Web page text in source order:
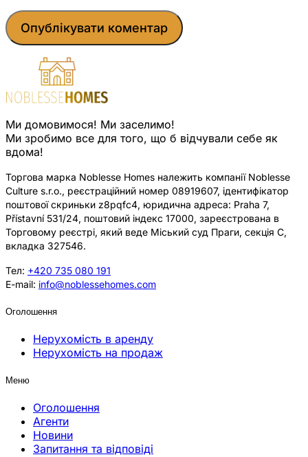
Ми домовимося! Ми заселимо!
Ми зробимо все для того, що б відчували себе як
вдома!
Торгова марка Noblesse Homes належить компанії Noblesse
Culture s.r.o., реєстраційний номер 08919607, ідентифікатор
поштової скриньки z8pqfc4, юридична адреса: Praha 7,
Přístavní 531/24, поштовий індекс 17000, зареєстрована в
Торговому реєстрі, який веде Міський суд Праги, секція C,
вкладка 327546.
Тел: +420 735 080 191
E-mail: info@noblessehomes.com
Оголошення
Нерухомість в аренду
Нерухомість на продаж
Меню
Оголошення
Агенти
Новини
Запитання та відповіді